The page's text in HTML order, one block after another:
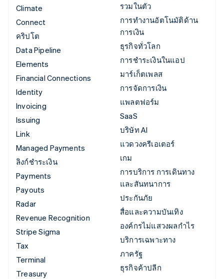
Climate
Connect
คริปโต
Data Pipeline
Elements
Financial Connections
Identity
Invoicing
Issuing
Link
Managed Payments
ลิงก์ชำระเงิน
Payments
Payouts
Radar
Revenue Recognition
Stripe Sigma
Tax
Terminal
Treasury
รวมในตัว
การทำงานอัตโนมัติด้าน
การเงิน
ธุรกิจทั่วโลก
การชำระเงินในแอป
มาร์เก็ตเพลส
การจัดการเงิน
แพลตฟอร์ม
SaaS
บริษัท AI
แวดวงครีเอเตอร์
เกม
การบริการ การเดินทาง
และสันทนาการ
ประกันภัย
สื่อและความบันเทิง
องค์กรไม่แสวงผลกำไร
บริการเฉพาะทาง
ภาครัฐ
ธุรกิจค้าปลีก